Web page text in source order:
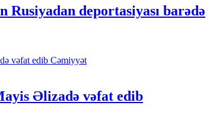
Rusiyadan deportasiyası barədə
Cəmiyyət
Əlizadə vəfat edib